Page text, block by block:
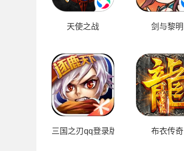
天使之战 剑与黎明
三国之刃qq登录版 布衣传奇